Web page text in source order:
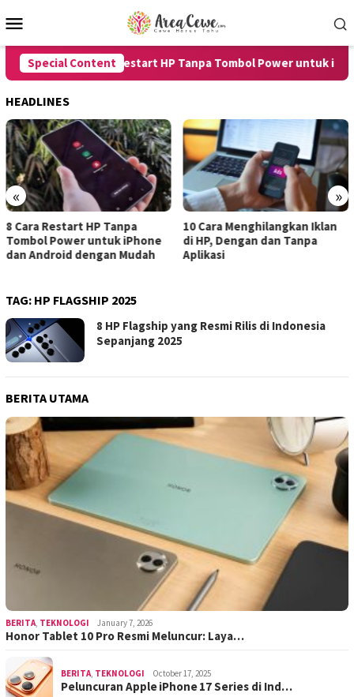
to
Menu
Special Content
8 Cara Restart HP Tanpa Tombol Power untuk
HEADLINES
« »
8 Cara Restart HP Tanpa
Tombol Power untuk iPhone
dan Android dengan Mudah
10 Cara Menghilangkan Iklan
di HP, Dengan dan Tanpa
Aplikasi
TAG: HP FLAGSHIP 2025
8 HP Flagship yang Resmi Rilis di Indonesia
Sepanjang 2025
BERITA UTAMA
BERITA TEKNOLOGI January 7, 2026
Honor Tablet 10 Pro Resmi Meluncur: Laya…
BERITA TEKNOLOGI October 17, 2025
Peluncuran Apple iPhone 17 Series di Ind…